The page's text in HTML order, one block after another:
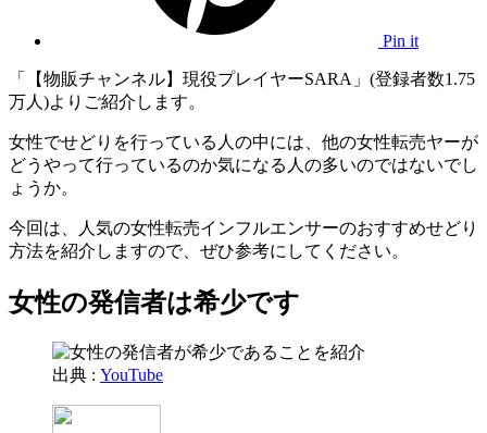
Pin it
「【物販チャンネル】現役プレイヤーSARA」(登録者数1.75
万人)よりご紹介します。
女性でせどりを行っている人の中には、他の女性転売ヤーが
どうやって行っているのか気になる人の多いのではないでし
ょうか。
今回は、人気の女性転売インフルエンサーのおすすめせどり
方法を紹介しますので、ぜひ参考にしてください。
女性の発信者は希少です
出典 : YouTube